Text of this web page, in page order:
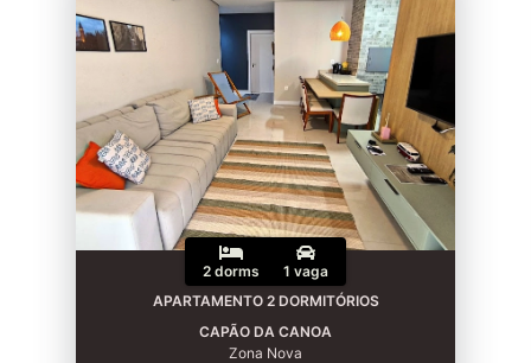
2 dorms
1 vaga
APARTAMENTO 2 DORMITÓRIOS
CAPÃO DA CANOA
Zona Nova